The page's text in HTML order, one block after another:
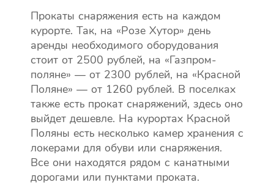
Прокаты снаряжения есть на каждом
курорте. Так, на «Розе Хутор» день
аренды необходимого оборудования
стоит от 2500 рублей, на «Газпром-
поляне» — от 2300 рублей, на «Красной
Поляне» — от 1260 рублей. В поселках
также есть прокат снаряжений, здесь оно
выйдет дешевле. На курортах Красной
Поляны есть несколько камер хранения с
локерами для обуви или снаряжения.
Все они находятся рядом с канатными
дорогами или пунктами проката.